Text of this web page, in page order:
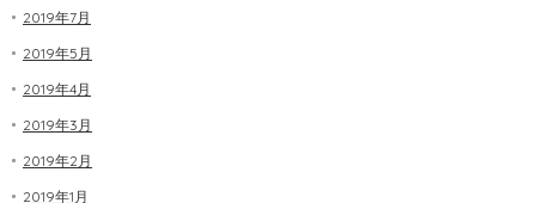
2019年7月
2019年5月
2019年4月
2019年3月
2019年2月
2019年1月